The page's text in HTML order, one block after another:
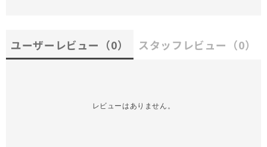
ユーザーレビュー （0） スタッフレビュー （0）
レビューはありません。